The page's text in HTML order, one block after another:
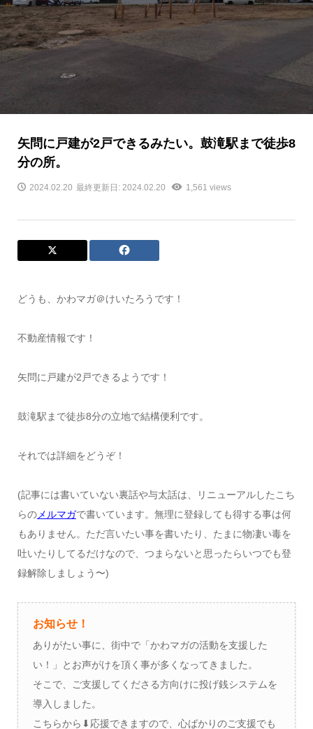
矢問に戸建が2戸できるみたい。鼓滝駅まで徒歩8
分の所。
2024.02.20 最終更新日: 2024.02.20 1,561 views
どうも、かわマガ＠けいたろうです！
不動産情報です！
矢問に戸建が2戸できるようです！
鼓滝駅まで徒歩8分の立地で結構便利です。
それでは詳細をどうぞ！
(記事には書いていない裏話や与太話は、リニューアルしたこち
らのメルマガで書いています。無理に登録しても得する事は何
もありません。ただ言いたい事を書いたり、たまに物凄い毒を
吐いたりしてるだけなので、つまらないと思ったらいつでも登
録解除しましょう〜)
お知らせ！
ありがたい事に、街中で「かわマガの活動を支援した
い！」とお声がけを頂く事が多くなってきました。
そこで、ご支援してくださる方向けに投げ銭システムを
導入しました。
こちらから⬇︎応援できますので、心ばかりのご支援でも